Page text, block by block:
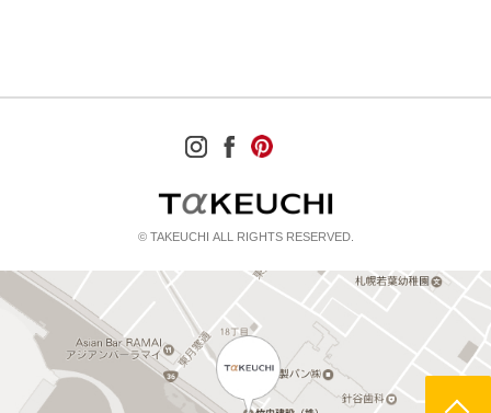
© TAKEUCHI ALL RIGHTS RESERVED.